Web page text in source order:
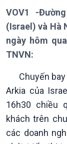
Giới thiệu
VOV1 -
(Israel) và Hà
ngày hôm
TNVN:
Chuyến bay
Arkia của
16h30 chiều
khách trên
các doanh